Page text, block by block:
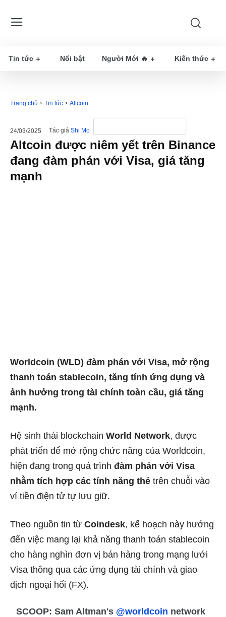
Tin tức Nổi bật Người Mới 🔥 Kiến thức
Trang chủ Tin tức Altcoin
24/03/2025 Tác giả Shi Mo
Altcoin được niêm yết trên Binance
đang đàm phán với Visa, giá tăng
mạnh
Worldcoin (WLD) đàm phán với Visa, mở rộng
thanh toán stablecoin, tăng tính ứng dụng và
ảnh hưởng trong tài chính toàn cầu, giá tăng
mạnh.
Hệ sinh thái blockchain World Network, được
phát triển để mở rộng chức năng của Worldcoin,
hiện đang trong quá trình đàm phán với Visa
nhằm tích hợp các tính năng thẻ trên chuỗi vào
ví tiền điện tử tự lưu giữ.
Theo nguồn tin từ Coindesk, kế hoạch này hướng
đến việc mang lại khả năng thanh toán stablecoin
cho hàng nghìn đơn vị bán hàng trong mạng lưới
Visa thông qua các ứng dụng tài chính và giao
dịch ngoại hối (FX).
SCOOP: Sam Altman's @worldcoin network